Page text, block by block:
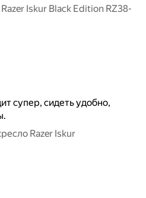
Iskur Black Edition RZ38-
супер, сидеть удобно,
Razer Iskur